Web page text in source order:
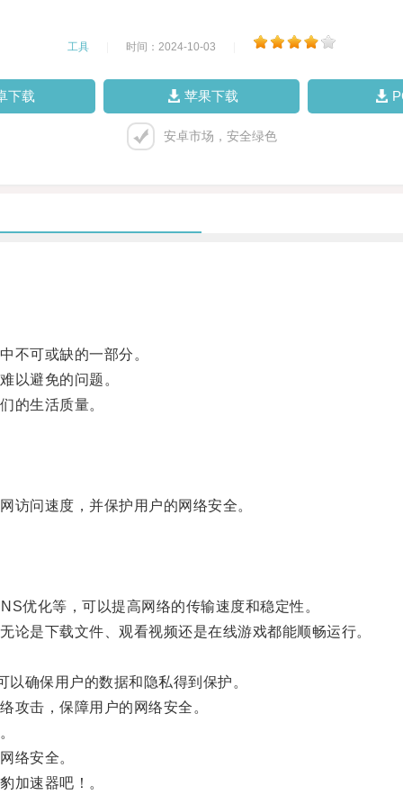
工具 时间：2024-10-03
下载 苹果下载
安卓市场，安全绿色
可或缺的一部分。
避免的问题。
的生活质量。
问速度，并保护用户的网络安全。
化等，可以提高网络的传输速度和稳定性。
是下载文件、观看视频还是在线游戏都能顺畅运行。
确保用户的数据和隐私得到保护。
击，保障用户的网络安全。
络安全。
加速器吧！。